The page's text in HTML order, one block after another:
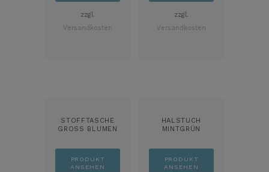
zzgl.
Versandkosten
zzgl.
Versandkosten
STOFFTASCHE
GROSS BLUMEN R
PRODUKT
ANSEHEN
HALSTUCH
MINTGRÜN
PRODUKT
ANSEHEN